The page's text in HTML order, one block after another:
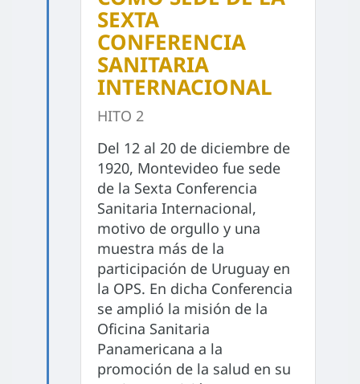
SEXTA
CONFERENCIA
SANITARIA
INTERNACIONAL
HITO 2
Del 12 al 20 de diciembre de
1920, Montevideo fue sede
de la Sexta Conferencia
Sanitaria Internacional,
motivo de orgullo y una
muestra más de la
participación de Uruguay en
la OPS. En dicha Conferencia
se amplió la misión de la
Oficina Sanitaria
Panamericana a la
promoción de la salud en su